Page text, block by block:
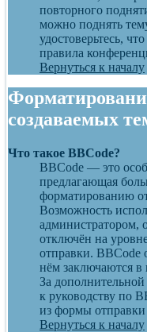
повторного
можно поднять
удостоверьтесь,
правила
Вернуться к началу
создаваемых
Что такое BBCode?
BBCode — это
предлагающая
форматированию
Возможность
администратором,
отключён на
отправки. BBCode
нём заключаются в
За
к руководству по
из формы
Вернуться к началу